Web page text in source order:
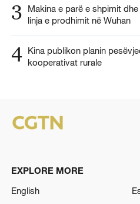
3
Makina e parë e shpimit
linja e prodhimit në Wuhan
4 Kina publikon planin
kooperativat rurale
EXPLORE MORE
English